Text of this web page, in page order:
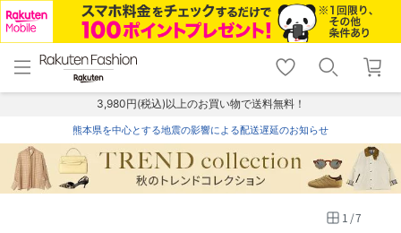
menu home
トップ
shopping_cart lock_outline
ログイン
3,980円(税込)以上のお買い物で送料無料！
熊本県を中心とする地震の影響による配送遅延のお知らせ
1 /7